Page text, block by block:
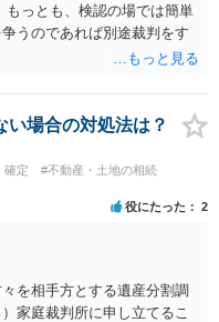
っとも、検認の場では簡単
うのであれば別途裁判をす
い場合の対処法は？
確定
#不動産・土地の相続
役にたった 2
を相手方とする遺産分割調
家庭裁判所に申し立てるこ